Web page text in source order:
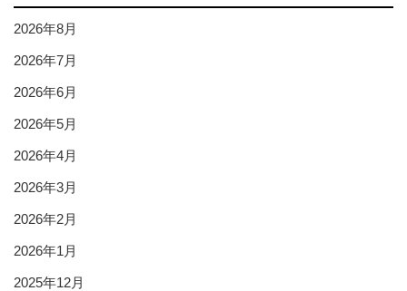
2026年8月
2026年7月
2026年6月
2026年5月
2026年4月
2026年3月
2026年2月
2026年1月
2025年12月